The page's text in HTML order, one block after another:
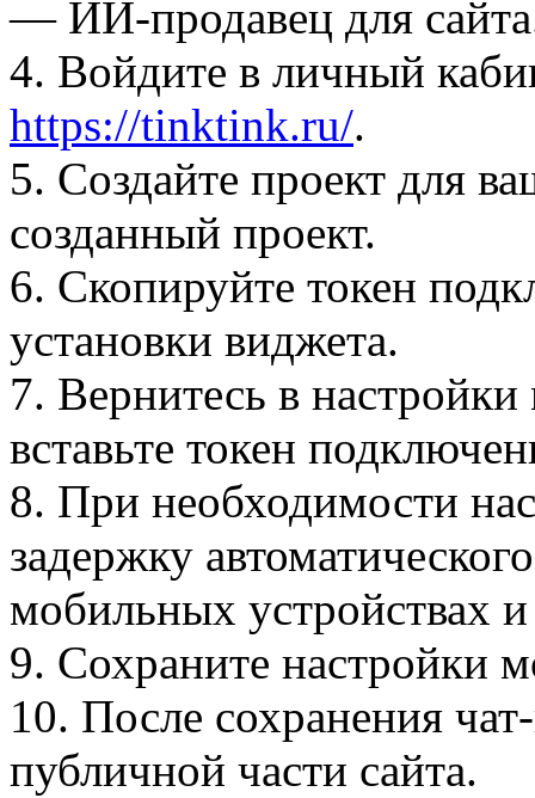
— ИИ-продавец для
4. Войдите в личный
https://tinktink.ru/.
5. Создайте проект для
созданный проект.
6. Скопируйте токен
установки виджета.
7. Вернитесь в
вставьте токен
8. При необходимости
задержку
мобильных устройствах
9. Сохраните настройки
10. После сохранения
публичной части сайта.